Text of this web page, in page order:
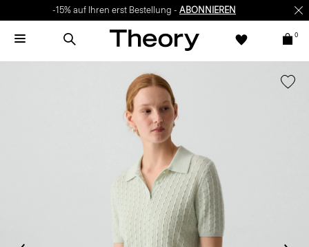
-15% auf Ihren erst Bestellung - ABONNIEREN
0